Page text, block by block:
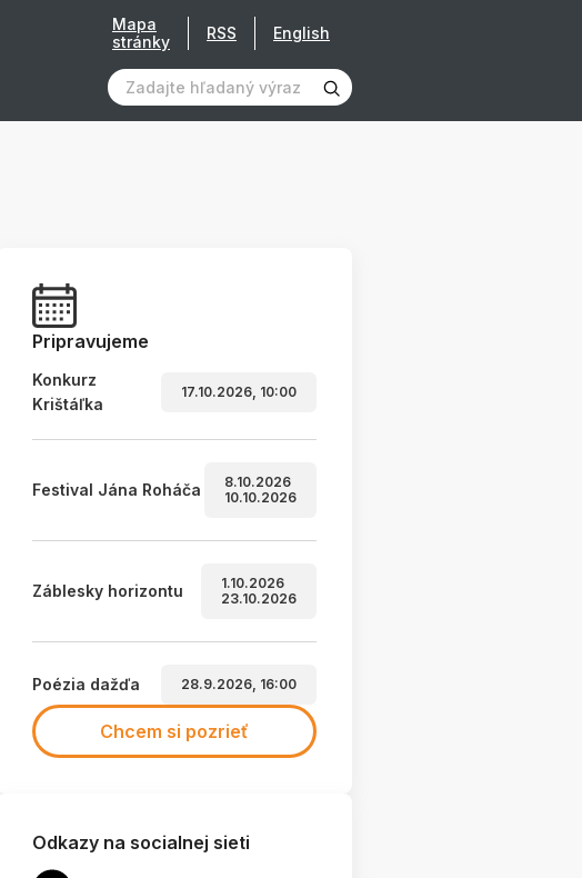
Mapa
stránky
RSS English
Pripravujeme
Konkurz
Krištáľka
17.10.2026, 10:00
Festival Jána Roháča
8.10.2026
10.10.2026
Záblesky horizontu
1.10.2026
23.10.2026
Poézia dažďa 28.9.2026, 16:00
Chcem si pozrieť
Odkazy na socialnej sieti